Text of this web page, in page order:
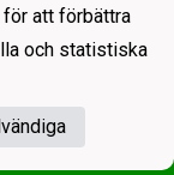
att förbättra
och statistiska